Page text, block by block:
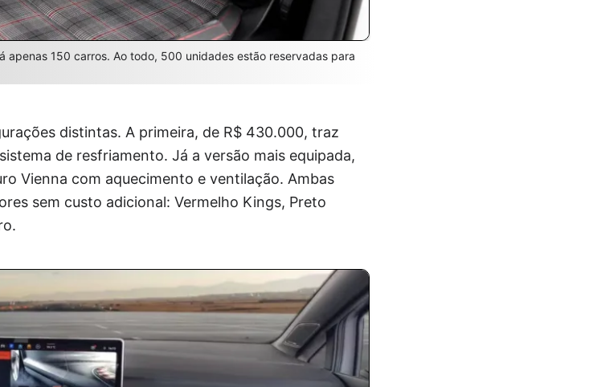
apenas 150 carros. Ao todo, 500 unidades estão reservadas para
distintas. A primeira, de R$ 430.000, traz
de resfriamento. Já a versão mais equipada,
Vienna com aquecimento e ventilação. Ambas
sem custo adicional: Vermelho Kings, Preto